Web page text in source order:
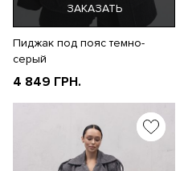
ЗАКАЗАТЬ
Пиджак под пояс темно-
серый
4 849 ГРН.